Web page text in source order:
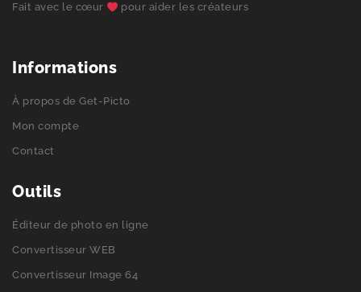
Fait avec le cœur pour aider les créateurs
Informations
À propos de Get-Picto
Mon compte
Contact
Outils
Éditeur de photo en ligne
Convertisseur WEB
Convertisseur Image 64